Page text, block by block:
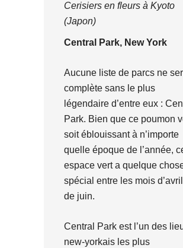
Cerisiers en fleurs à Kyoto
(Japon)
Central Park, New York
Aucune liste de parcs ne
complète sans le plus
légendaire d’entre eux :
Park. Bien que ce poumon
soit éblouissant à n’importe
quelle époque de l’année,
espace vert a quelque
spécial entre les mois
de juin.
Central Park est l’un des
new-yorkais les plus